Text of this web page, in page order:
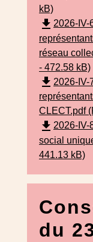
kB)
file_download 2026-IV-
réseau
- 472.58 kB)
file_download 2026-IV-
CLECT.pdf
file_download 2026-IV-
social
441.13 kB)
du